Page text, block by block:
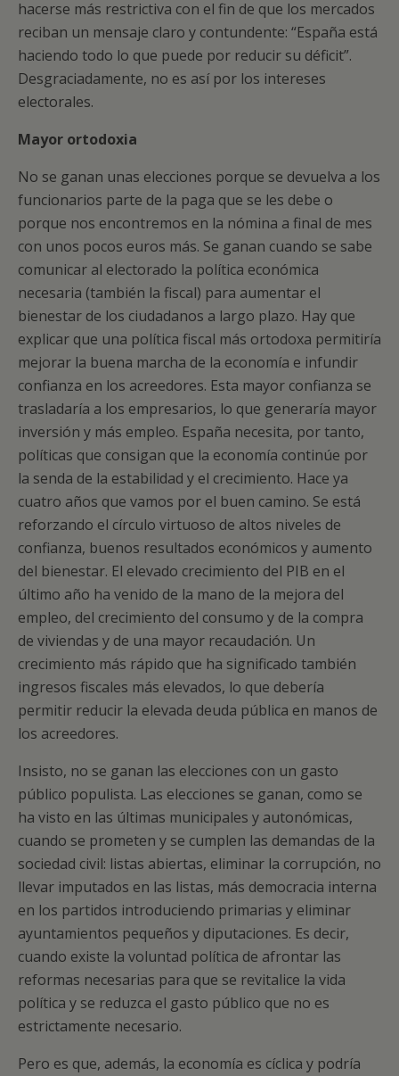
hacerse más restrictiva con el fin de que los mercados
reciban un mensaje claro y contundente: “España está
haciendo todo lo que puede por reducir su déficit”.
Desgraciadamente, no es así por los intereses
electorales.
Mayor ortodoxia
No se ganan unas elecciones porque se devuelva a los
funcionarios parte de la paga que se les debe o
porque nos encontremos en la nómina a final de mes
con unos pocos euros más. Se ganan cuando se sabe
comunicar al electorado la política económica
necesaria (también la fiscal) para aumentar el
bienestar de los ciudadanos a largo plazo. Hay que
explicar que una política fiscal más ortodoxa permitiría
mejorar la buena marcha de la economía e infundir
confianza en los acreedores. Esta mayor confianza se
trasladaría a los empresarios, lo que generaría mayor
inversión y más empleo. España necesita, por tanto,
políticas que consigan que la economía continúe por
la senda de la estabilidad y el crecimiento. Hace ya
cuatro años que vamos por el buen camino. Se está
reforzando el círculo virtuoso de altos niveles de
confianza, buenos resultados económicos y aumento
del bienestar. El elevado crecimiento del PIB en el
último año ha venido de la mano de la mejora del
empleo, del crecimiento del consumo y de la compra
de viviendas y de una mayor recaudación. Un
crecimiento más rápido que ha significado también
ingresos fiscales más elevados, lo que debería
permitir reducir la elevada deuda pública en manos de
los acreedores.
Insisto, no se ganan las elecciones con un gasto
público populista. Las elecciones se ganan, como se
ha visto en las últimas municipales y autonómicas,
cuando se prometen y se cumplen las demandas de la
sociedad civil: listas abiertas, eliminar la corrupción, no
llevar imputados en las listas, más democracia interna
en los partidos introduciendo primarias y eliminar
ayuntamientos pequeños y diputaciones. Es decir,
cuando existe la voluntad política de afrontar las
reformas necesarias para que se revitalice la vida
política y se reduzca el gasto público que no es
estrictamente necesario.
Pero es que, además, la economía es cíclica y podría